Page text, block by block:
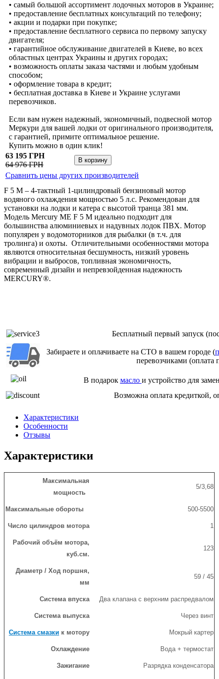
• самый большой ассортимент лодочных моторов в Украине;
• предоставление бесплатных консультаций по телефону;
• акции и подарки при покупке;
• предоставление бесплатного сервиса по первому запуску
двигателя;
• гарантийное обслуживание двигателей в Киеве, во всех
областных центрах Украины и других городах;
• возможность оплаты заказа частями и любым удобным
способом;
• оформление товара в кредит;
• бесплатная доставка в Киеве и Украине услугами
перевозчиков.
Если вам нужен надежный, экономичный, подвесной мотор
Меркури для вашей лодки от оригинального производителя,
с гарантией, примите оптимальное решение.
Купить можно в один клик!
63 195 ГРН
64 976 ГРН
Сравнить цены других производителей
F 5 M – 4-тактный 1-цилиндровый бензиновый мотор
водяного охлаждения мощностью 5 л.с. Рекомендован для
установки на лодки и катера с высотой транца 381 мм.
Модель Mercury ME F 5 M идеально подходит для
большинства алюминиевых и надувных лодок ПВХ. Мотор
популярен у водомоторников для рыбалки (в т.ч. для
тролинга) и охоты. Отличительными особенностями мотора
являются относительная бесшумность, низкий уровень
вибрации и выбросов, топливная экономичность,
современный дизайн и непревзойденная надежность
MERCURY®.
Бесплатный первый запуск
Забираете и оплачиваете на СТО в вашем городе (
перевозчиками (оплата
В подарок масло и устройство для
Возможна оплата кредиткой,
Характеристики
Особенности
Отзывы
Характеристики
Максимальная
мощность
5/3,68
Максимальные обороты 500-5500
Число цилиндров мотора 1
Рабочий объём мотора,
куб.см.
123
Диаметр / Ход поршня,
мм
59 / 45
Система впуска Два клапана с верхним распредвалом
Система выпуска Через винт
Система смазки к мотору Мокрый картер
Охлаждение Вода + термостат
Зажигание Разрядка конденсатора